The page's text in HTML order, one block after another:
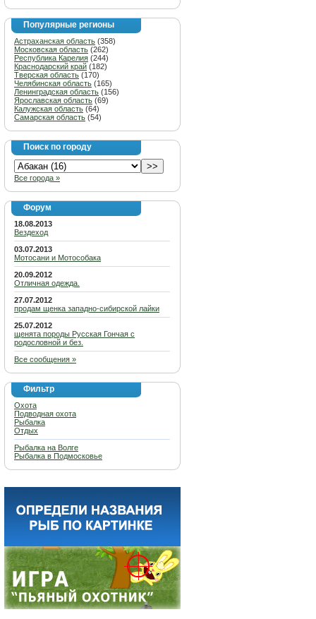
Популярные регионы
Астраханская область (358)
Московская область (262)
Республика Карелия (244)
Краснодарский край (182)
Тверская область (170)
Челябинская область (165)
Ленинградская область (156)
Ярославская область (69)
Калужская область (64)
Самарская область (54)
Поиск по городу
Все города »
Форум
18.08.2013
Вездеход
03.07.2013
Мотосани и Мотособака
20.09.2012
Отличная одежда.
27.07.2012
продам щенка западно-сибирской лайки
25.07.2012
щенята породы Русская Гончая с
родословной и без.
Все сообщения »
Фильтр
Охота
Подводная охота
Рыбалка
Отдых
Рыбалка на Волге
Рыбалка в Подмосковье